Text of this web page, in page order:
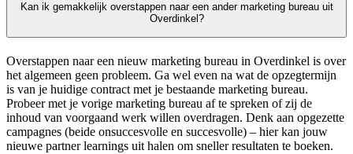
Kan ik gemakkelijk overstappen naar een ander marketing bureau uit
Overdinkel?
Overstappen naar een nieuw marketing bureau in Overdinkel is over
het algemeen geen probleem. Ga wel even na wat de opzegtermijn
is van je huidige contract met je bestaande marketing bureau.
Probeer met je vorige marketing bureau af te spreken of zij de
inhoud van voorgaand werk willen overdragen. Denk aan opgezette
campagnes (beide onsuccesvolle en succesvolle) – hier kan jouw
nieuwe partner learnings uit halen om sneller resultaten te boeken.